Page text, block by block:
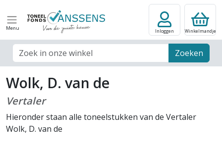
Menu
Zoek veld Zoeken
Inloggen Winkelmandje
Wolk, D. van de
Vertaler
Hieronder staan alle toneelstukken van de Vertaler
Wolk, D. van de